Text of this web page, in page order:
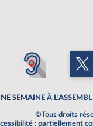
SEMAINE À
©Tous droits
: partiellement